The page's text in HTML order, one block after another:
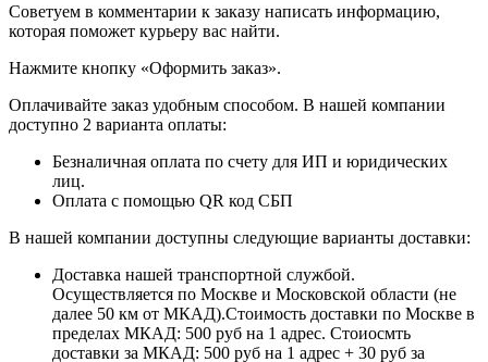
​​​​​​​Советуем в комментарии к заказу написать информацию,
которая поможет курьеру вас найти.
​​​​​​​Нажмите кнопку «Оформить заказ».
Оплачивайте заказ удобным способом. В нашей компании
доступно 2 варианта оплаты:
Безналичная оплата по счету для ИП и юридических
лиц.
Оплата с помощью QR код СБП
В нашей компании доступны следующие варианты доставки:
Доставка нашей транспортной службой.
Осуществляется по Москве и Московской области (не
далее 50 км от МКАД).Стоимость доставки по Москве в
пределах МКАД: 500 руб на 1 адрес. Стоиосмть
доставки за МКАД: 500 руб на 1 адрес + 30 руб за